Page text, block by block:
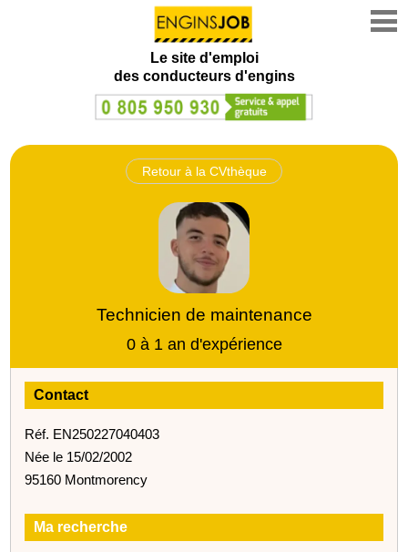
Le site d'emploi
des conducteurs d'engins
Retour à la CVthèque
Technicien de maintenance
0 à 1 an d'expérience
Contact
Réf. EN250227040403
Née le 15/02/2002
95160 Montmorency
Ma recherche